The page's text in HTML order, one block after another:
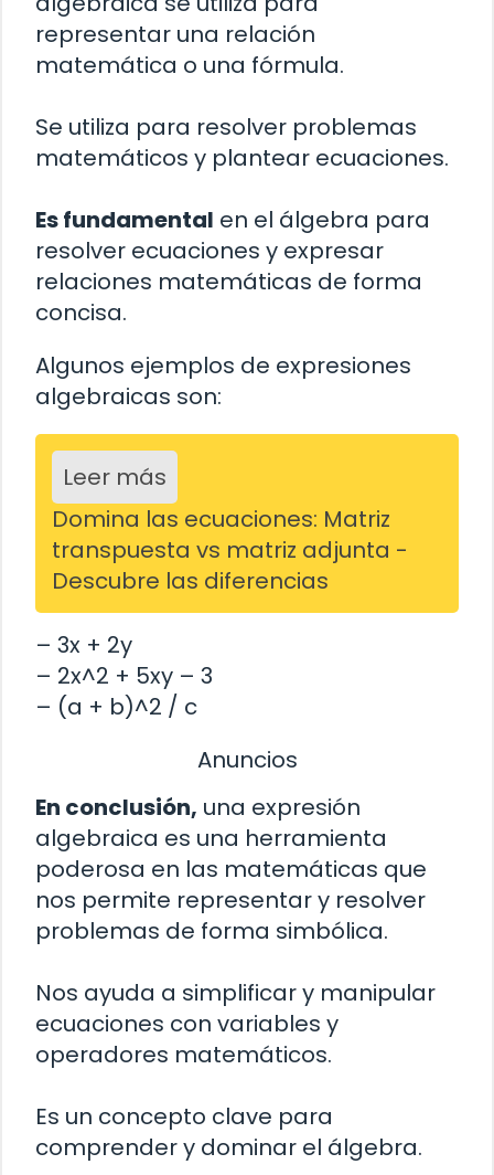
representar una relación
matemática o una fórmula.
Se utiliza para resolver problemas
matemáticos y plantear ecuaciones.
Es fundamental en el álgebra para
resolver ecuaciones y expresar
relaciones matemáticas de forma
concisa.
Algunos ejemplos de expresiones
algebraicas son:
Leer más
Domina las ecuaciones: Matriz
transpuesta vs matriz adjunta -
Descubre las diferencias
– 3x + 2y
– 2x^2 + 5xy – 3
– (a + b)^2 / c
Anuncios
En conclusión, una expresión
algebraica es una herramienta
poderosa en las matemáticas que
nos permite representar y resolver
problemas de forma simbólica.
Nos ayuda a simplificar y manipular
ecuaciones con variables y
operadores matemáticos.
Es un concepto clave para
comprender y dominar el álgebra.